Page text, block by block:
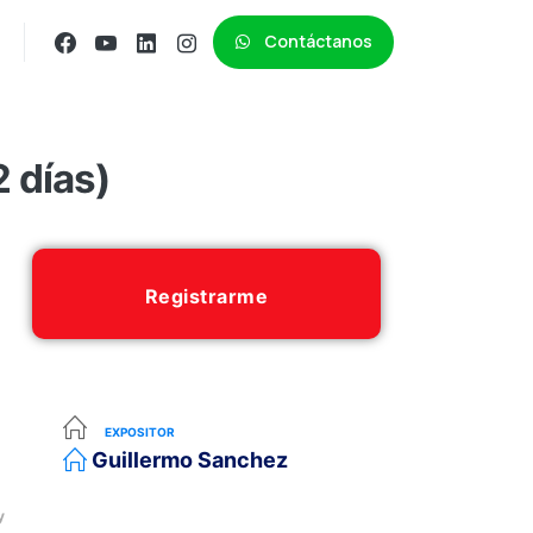
Contáctanos
días)
Registrarme
EXPOSITOR
Guillermo Sanchez